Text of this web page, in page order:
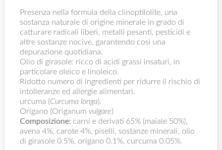
Presenza nella formula della clinoptilolite, una
sostanza naturale di origine minerale in grado di
catturare radicali liberi, metalli pesanti, pesticidi e
altre sostanze nocive, garantendo così una
depurazione quotidiana.
Olio di girasole: ricco di acidi grassi insaturi, in
particolare oleico e linoleico.
Ridotto numero di ingredienti per ridurre il rischio di
intolleranze ed allergie alimentari.
urcuma (Curcuma longa).
Origano (Origanum vulgare)
Composizione: carni e derivati 65% (maiale 50%),
avena 4%, carote 4%, piselli, sostanze minerali, olio
di girasole 0.5%, origano 0.1%, curcuma 0.05%.